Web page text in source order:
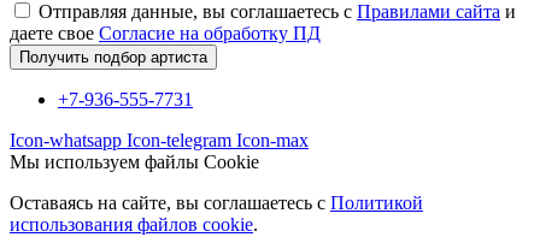
Отправляя данные, вы соглашаетесь с Правилами сайта и
даете свое Согласие на обработку ПД
Получить подбор артиста
+7-936-555-7731
Icon-whatsapp Icon-telegram Icon-max
Мы используем файлы Cookie
Оставаясь на сайте, вы соглашаетесь c Политикой
использования файлов cookie.